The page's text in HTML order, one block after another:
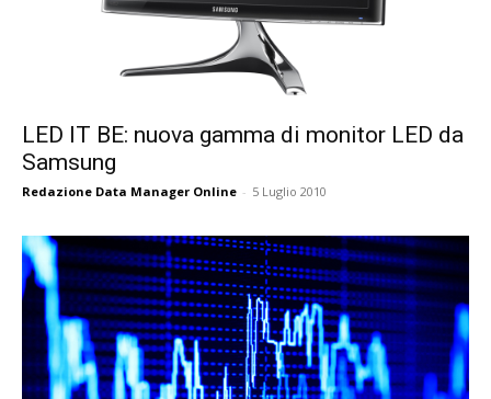
LED IT BE: nuova gamma di monitor LED da
Samsung
Redazione Data Manager Online - 5 Luglio 2010